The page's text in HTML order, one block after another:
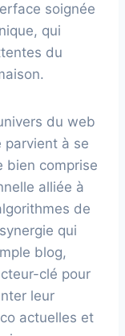
soignée
qui
du
du web
parvient à se
bien comprise
alliée à
de
qui
blog,
clé pour
leur
actuelles et